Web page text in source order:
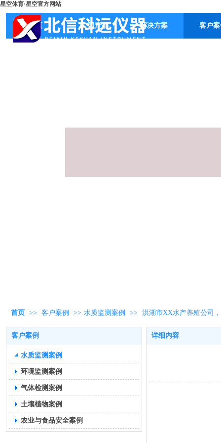
星空体育·星空官方网站
首页 公司产品 解决方案 客户
首页 >> 客户案例 >> 水质监测案例 >> 洪湖市XX水产养殖公司
客户案例
水质监测案例
环境监测案例
气体检测案例
土壤植物案例
农业与食品安全案例
详细内容